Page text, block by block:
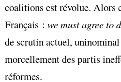
coalitions est révolue. Alors
Français : we must agree to
de scrutin actuel,
morcellement des partis
réformes.